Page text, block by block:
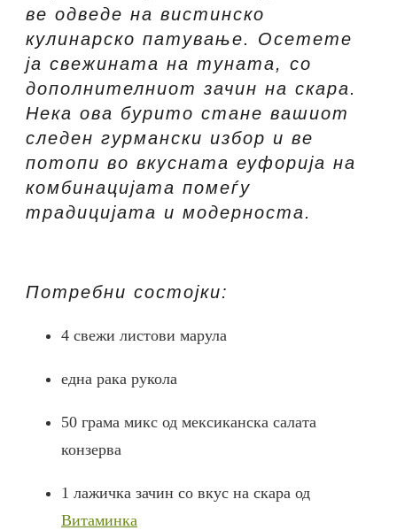
ве одведе на вистинско
кулинарско патување. Осетете
ја свежината на туната, со
дополнителниот зачин на скара.
Нека ова бурито стане вашиот
следен гурмански избор и ве
потопи во вкусната еуфорија на
комбинацијата помеѓу
традицијата и модерноста.
Потребни состојки:
4 свежи листови марула
една рака рукола
50 грама микс од мексиканска салата
конзерва
1 лажичка зачин со вкус на скара од
Витаминка